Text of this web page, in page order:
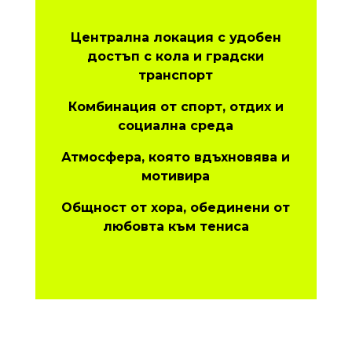
Централна локация с удобен
достъп с кола и градски
транспорт
Комбинация от спорт, отдих и
социална среда
Атмосфера, която вдъхновява и
мотивира
Общност от хора, обединени от
любовта към тениса